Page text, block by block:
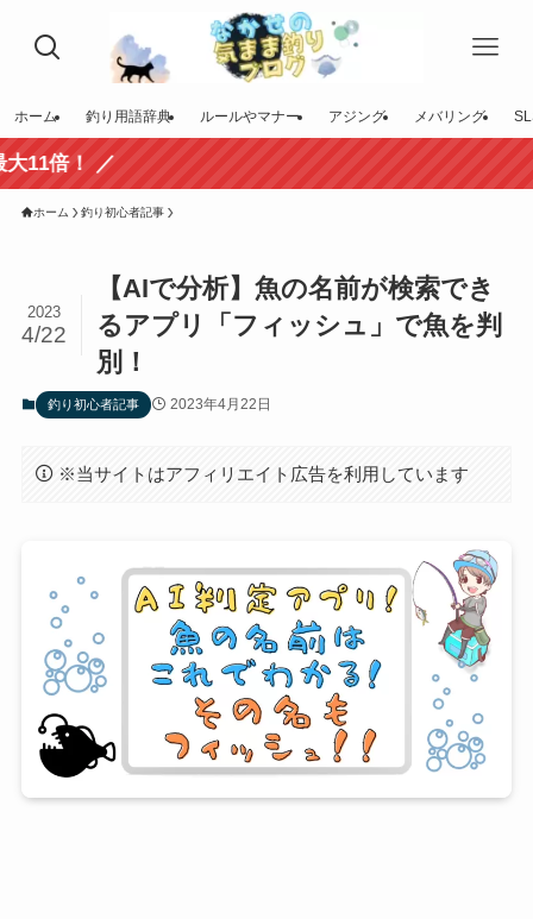
ホーム 釣り用語辞典 ルールやマナー アジング メバリング
ホーム 釣り初心者記事
【AIで分析】魚の名前が検索でき
るアプリ「フィッシュ」で魚を判
別！
2023
4/22
釣り初心者記事 2023年4月22日
※当サイトはアフィリエイト広告を利用しています